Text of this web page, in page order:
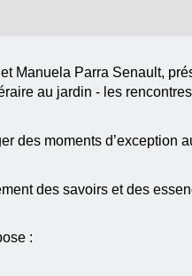
Manuela Parra Senault,
au jardin - les
des moments d’exception
des savoirs et des
: